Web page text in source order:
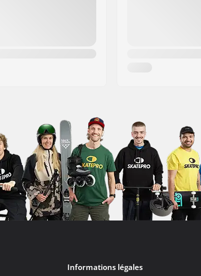
Informations légales